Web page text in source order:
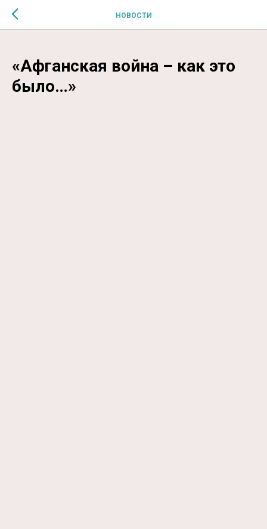
$MESSAGE$
НОВОСТИ
«Афганская война – как это
было…»